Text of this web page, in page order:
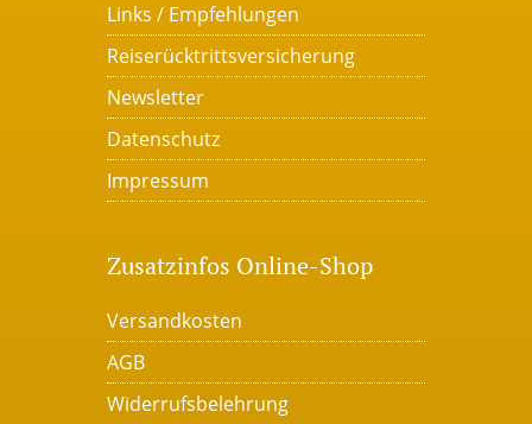
Links / Empfehlungen
Reiserücktrittsversicherung
Newsletter
Datenschutz
Impressum
Zusatzinfos Online-Shop
Versandkosten
AGB
Widerrufsbelehrung